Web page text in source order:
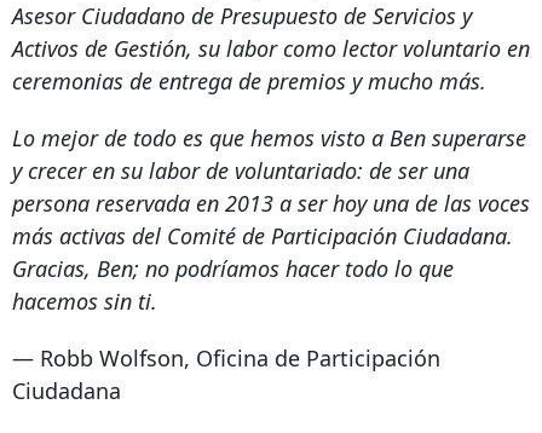
Asesor Ciudadano de Presupuesto de Servicios y
Activos de Gestión, su labor como lector voluntario en
ceremonias de entrega de premios y mucho más.
Lo mejor de todo es que hemos visto a Ben superarse
y crecer en su labor de voluntariado: de ser una
persona reservada en 2013 a ser hoy una de las voces
más activas del Comité de Participación Ciudadana.
Gracias, Ben; no podríamos hacer todo lo que
hacemos sin ti.
— Robb Wolfson, Oficina de Participación
Ciudadana